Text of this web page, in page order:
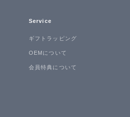
Service
ギフトラッピング
OEMについて
会員特典について